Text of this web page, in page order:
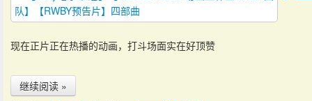
现在正片正在热播的动画，打斗场面实在好顶赞
继续阅读 »